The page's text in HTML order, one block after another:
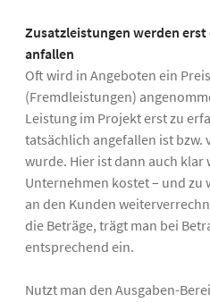
Zusatzleistungen werden
anfallen
Oft wird in Angeboten ein
(Fremdleistungen)
Leistung im Projekt erst zu
tatsächlich angefallen ist bzw.
wurde. Hier ist dann auch klar
Unternehmen kostet – und zu
an den Kunden
die Beträge, trägt man bei
entsprechend ein.
Nutzt man den Ausgaben-